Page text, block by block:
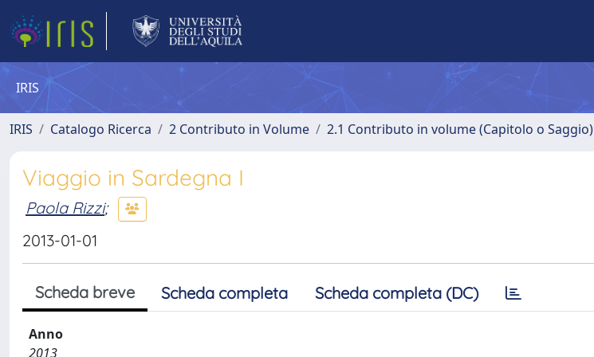
IRIS
IRIS Catalogo Ricerca 2 Contributo in Volume 2.1 Contributo in volume (Capitolo o Saggio)
Viaggio in Sardegna I
Paola Rizzi;
2013-01-01
Scheda breve Scheda completa Scheda completa (DC)
Anno
2013